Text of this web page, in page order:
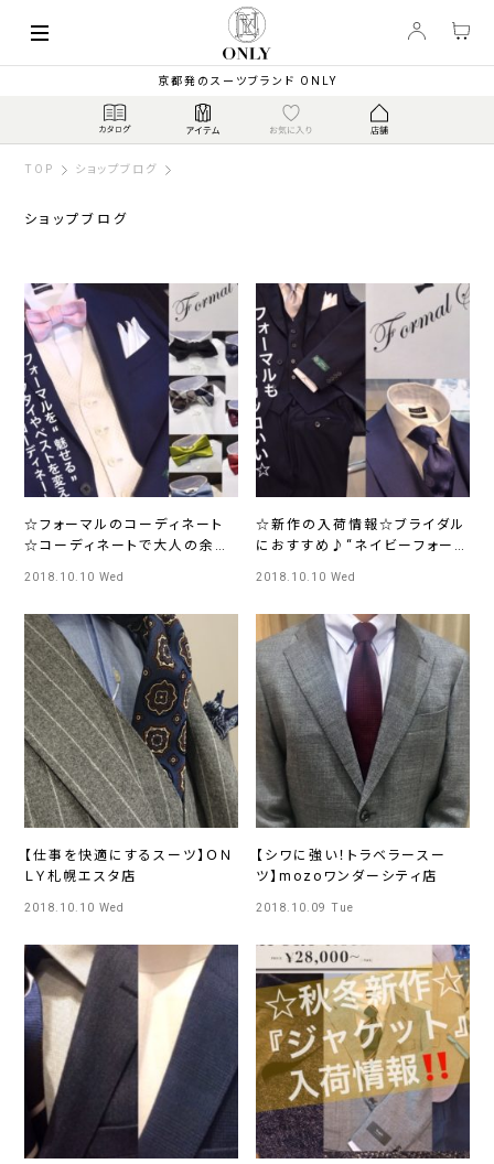
京都発のスーツブランド ONLY
TOP ショップブログ
ショップブログ
☆フォーマルのコーディネート
☆コーディネートで大人の余裕
2018.10.10 Wed
☆新作の入荷情報☆ブライダル
におすすめ♪“ネイビーフォーマ
2018.10.10 Wed
【仕事を快適にするスーツ】ＯＮ
ＬＹ札幌エスタ店
2018.10.10 Wed
【シワに強い！トラベラースー
ツ】mozoワンダーシティ店
2018.10.09 Tue